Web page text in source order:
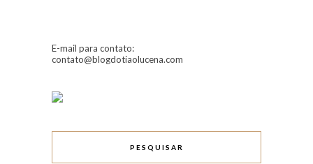
E-mail para contato:
contato@blogdotiaolucena.com
PESQUISAR